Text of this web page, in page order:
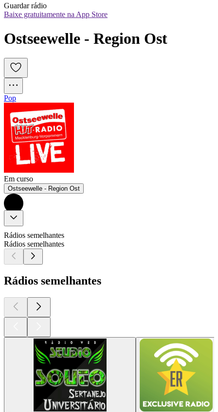
Guardar rádio
Baixe gratuitamente na App Store
Ostseewelle - Region Ost
Pop
Em curso
Ostseewelle - Region Ost
Rádios semelhantes
Rádios semelhantes
Rádios semelhantes